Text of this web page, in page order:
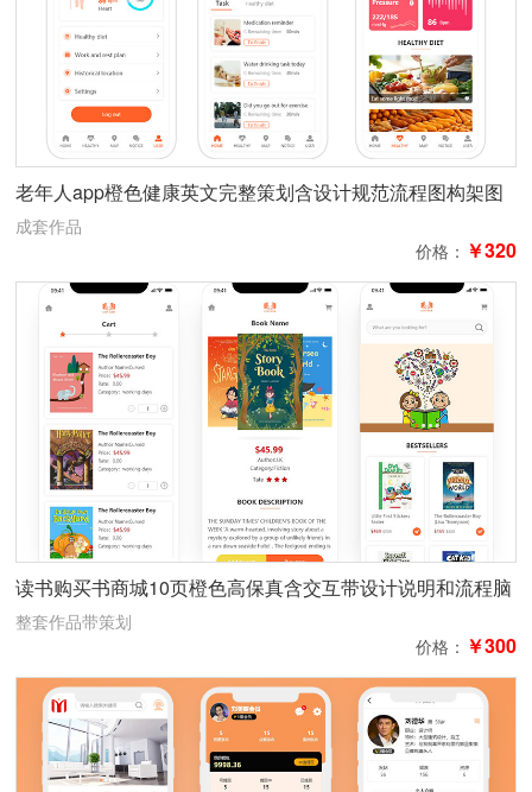
老年人app橙色健康英文完整策划含设计规范流程图构架图
logo设计15页
成套作品
价格： ￥320
读书购买书商城10页橙色高保真含交互带设计说明和流程脑
图全套作品
整套作品带策划
价格： ￥300